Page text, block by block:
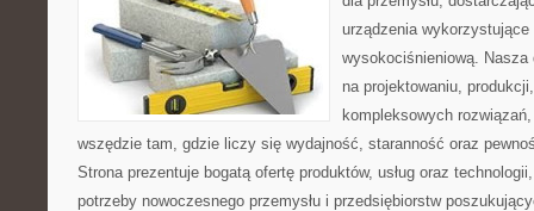
urządzenia wykorzystujące
wysokociśnieniową. Nasza
na projektowaniu,
kompleksowych
wszędzie tam, gdzie liczy się wydajność, staranność oraz
Strona prezentuje bogatą ofertę produktów, usług oraz
potrzeby nowoczesnego przemysłu i przedsiębiorstw